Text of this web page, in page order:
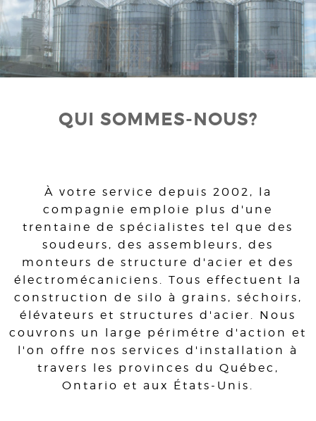
QUI SOMMES-NOUS?
À votre service depuis 2002, la
compagnie emploie plus d'une
trentaine de spécialistes tel que des
soudeurs, des assembleurs, des
monteurs de structure d'acier et des
électromécaniciens. Tous effectuent la
construction de silo à grains, séchoirs,
élévateurs et structures d'acier. Nous
couvrons un large périmétre d'action et
l'on offre nos services d'installation à
travers les provinces du Québec,
Ontario et aux États-Unis.